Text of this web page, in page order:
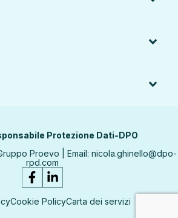
Protezione Dati-DPO
Proevo | Email: nicola.ghinello@dpo-
rpd.com
Cookie PolicyCarta dei servizi